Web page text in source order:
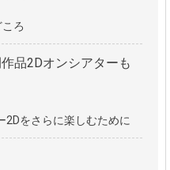
ろ
品2Dオンシアターも
2Dをさらに楽しむために